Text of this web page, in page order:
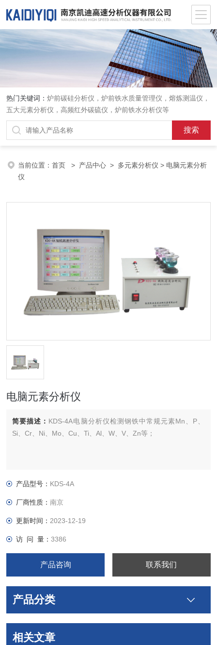
热门关键词：炉前碳硅分析仪，炉前铁水质量管理仪，熔炼测温仪，
五大元素分析仪，高频红外碳硫仪，炉前铁水分析仪等
当前位置：首页 > 产品中心 > 多元素分析仪 > 电脑元素分析
仪
电脑元素分析仪
简要描述： KDS-4A电脑分析仪检测钢铁中常规元素Mn、P、
Si、Cr、Ni、Mo、Cu、Ti、Al、W、V、Zn等；
产品型号： KDS-4A
厂商性质：南京
更新时间： 2023-12-19
访 问 量：3386
产品咨询 联系我们
产品分类
相关文章